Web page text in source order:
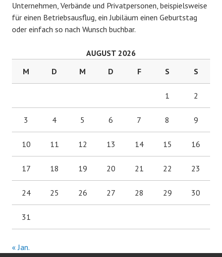
Unternehmen, Verbände und Privatpersonen, beispielsweise
für einen Betriebsausflug, ein Jubiläum einen Geburtstag
oder einfach so nach Wunsch buchbar.
AUGUST 2026
M
D M D F S S
1 2
3 4 5 6 7 8 9
10 11 12 13 14 15 16
17 18 19 20 21 22 23
24 25 26 27 28 29 30
31
« Jan.